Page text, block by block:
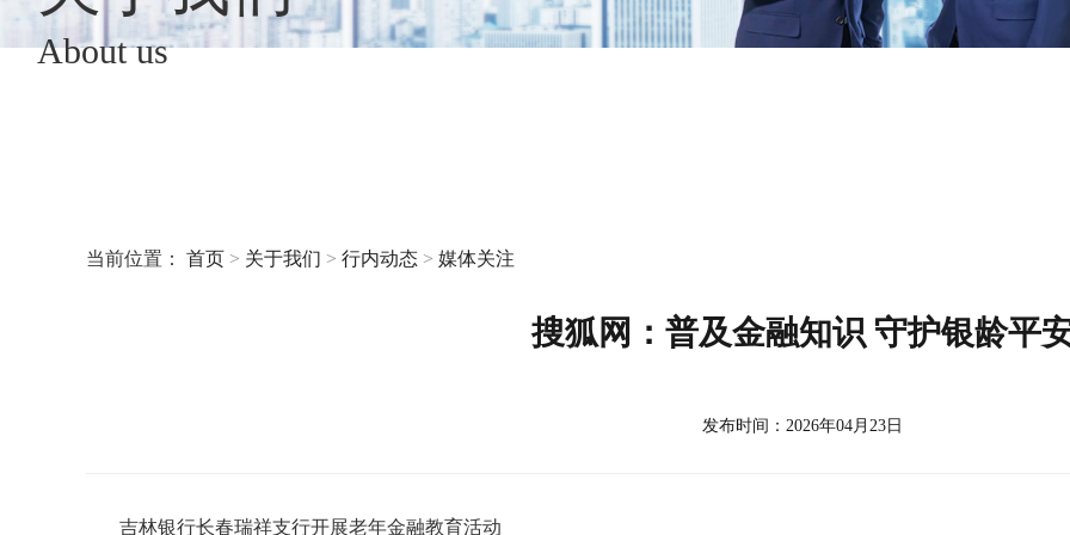
About us
当前位置： 首页 > 关于我们 > 行内动态 > 媒体关注
搜狐网：普及金融知识 守护银龄平
发布时间：2026年04月23日
吉林银行长春瑞祥支行开展老年金融教育活动